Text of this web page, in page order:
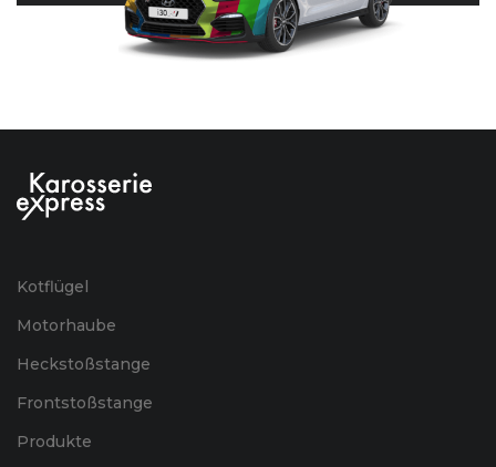
Kotflügel
Motorhaube
Heckstoßstange
Frontstoßstange
Produkte